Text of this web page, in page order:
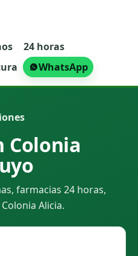
24 horas
WhatsApp
Colonia
farmacias 24 horas,
Alicia.